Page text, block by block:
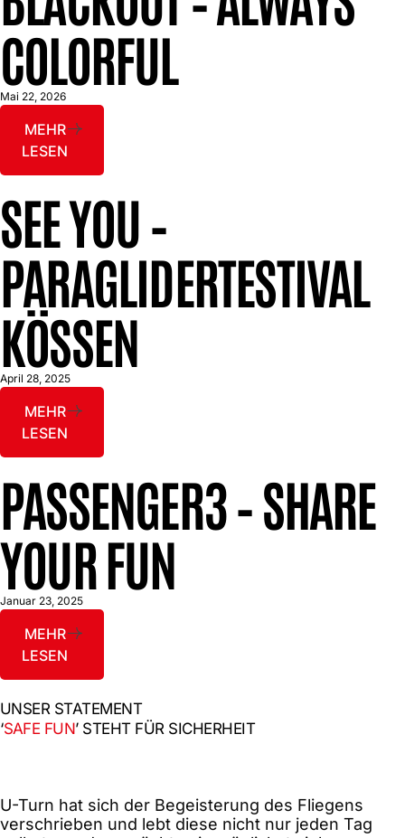
COLORFUL
Mai 22, 2026
MEHR
LESEN
SEE YOU –
PARAGLIDERTESTIVAL
KÖSSEN
April 28, 2025
MEHR
LESEN
PASSENGER3 – SHARE
YOUR FUN
Januar 23, 2025
MEHR
LESEN
UNSER STATEMENT
‘SAFE FUN’ STEHT FÜR SICHERHEIT
U-Turn hat sich der Begeisterung des Fliegens
verschrieben und lebt diese nicht nur jeden Tag